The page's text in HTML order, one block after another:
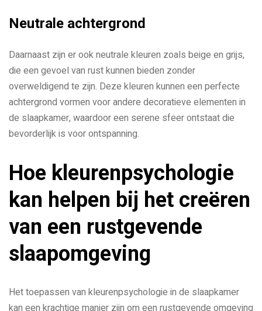
Neutrale achtergrond
Daarnaast zijn er ook neutrale kleuren zoals beige en grijs,
die een gevoel van rust kunnen bieden zonder
overweldigend te zijn. Deze kleuren kunnen een perfecte
achtergrond vormen voor andere decoratieve elementen in
de slaapkamer, waardoor een serene sfeer ontstaat die
bevorderlijk is voor ontspanning.
Hoe kleurenpsychologie
kan helpen bij het creëren
van een rustgevende
slaapomgeving
Het toepassen van kleurenpsychologie in de slaapkamer
kan een krachtige manier zijn om een rustgevende omgeving